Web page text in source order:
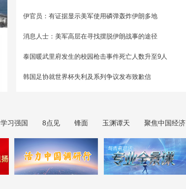
伊官员：有证据显示美军使用磷弹轰炸伊朗多地
消息人士：美军高层在寻找摆脱伊朗战事的途径
泰国暖武里府发生的校园枪击事件死亡人数升至9人
韩国足协就世界杯失利及系列争议发布致歉信
学习强国 8点见 锋面 玉渊谭天 聚焦中国经济